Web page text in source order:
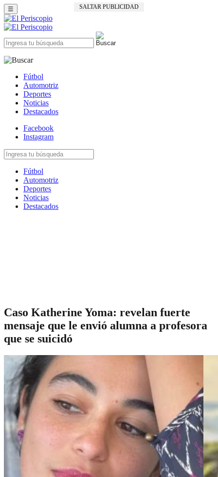
SALTAR PUBLICIDAD
☰
Fútbol
Automotriz
Deportes
Noticias
Destacados
Facebook
Instagram
Fútbol
Automotriz
Deportes
Noticias
Destacados
Caso Katherine Yoma: revelan fuerte
mensaje que le envió alumna a profesora
que se suicidó